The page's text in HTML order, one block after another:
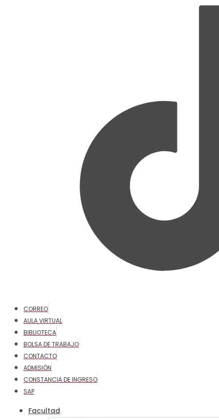
CORREO
AULA VIRTUAL
BIBLIOTECA
BOLSA DE TRABAJO
CONTACTO
ADMISIÓN
CONSTANCIA DE INGRESO
SAP
Facultad